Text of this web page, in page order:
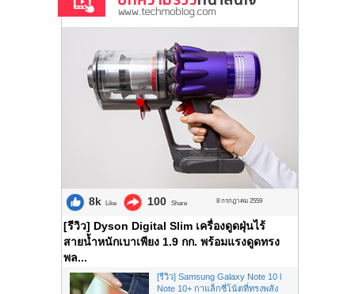
8k Like 100 Share 8 กรกฎาคม 2559
[รีวิว] Dyson Digital Slim เครื่องดูดฝุ่นไร้
สายน้ำหนักเบาเพียง 1.9 กก. พร้อมแรงดูดทรง
พล...
[รีวิว] Samsung Galaxy Note 10 l
Note 10+ กาแล็กซี่โน้ตที่ทรงพลัง